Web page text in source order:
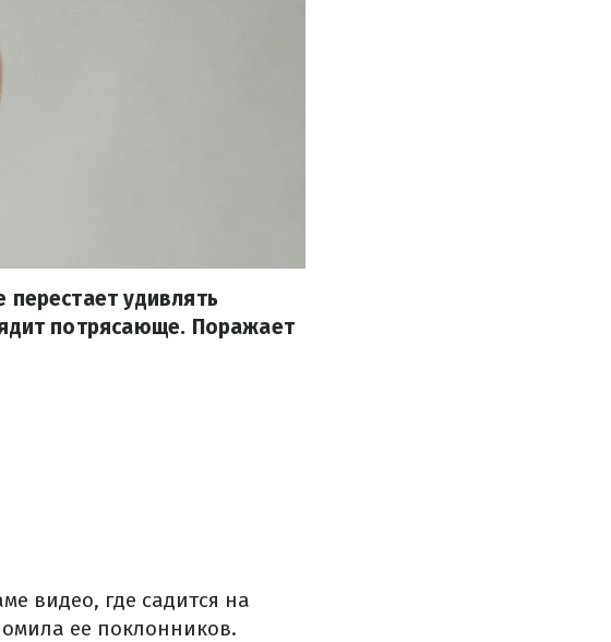
перестает удивлять
потрясающе. Поражает
видео, где садится на
ее поклонников.